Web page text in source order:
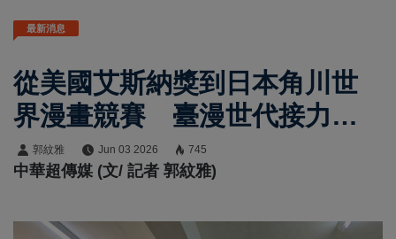
最新消息
從美國艾斯納獎到日本角川世
界漫畫競賽 臺漫世代接力迎
向「新臺漫時代」 國際舞臺
頻傳捷報
郭紋雅 Jun 03 2026 745
中華超傳媒 (文/ 記者 郭紋雅)